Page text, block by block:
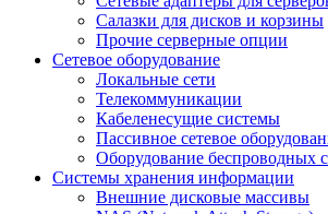
Салазки для дисков и корзины
Прочие серверные опции
Сетевое оборудование
Локальные сети
Телекоммуникации
Кабеленесущие системы
Пассивное сетевое
Оборудование беспроводных
Системы хранения информации
Внешние дисковые массивы